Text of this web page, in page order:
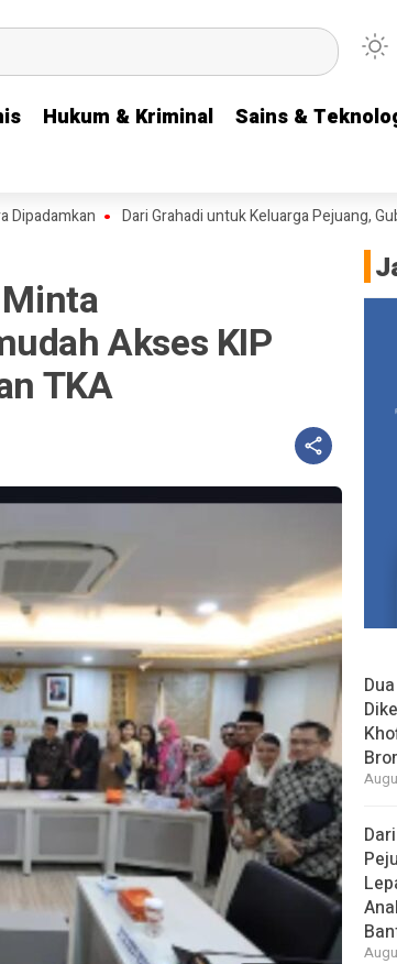
Hukum & Kriminal Sains &
Hukum & Kriminal Sains &
Dari Grahadi untuk Keluarga Pejuang, Gubernur
Akses KIP
TKA